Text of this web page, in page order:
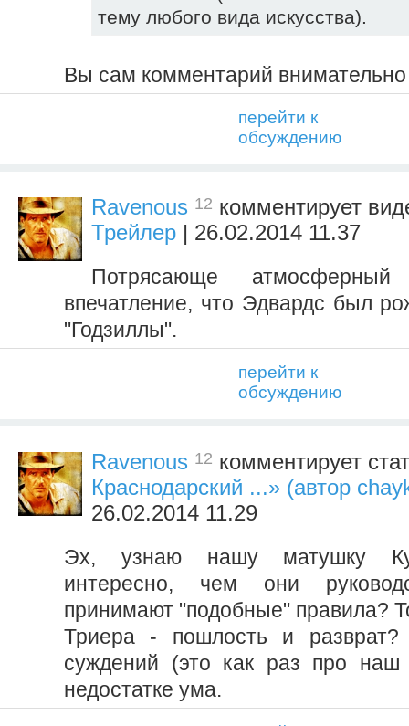
тему любого вида искусства).
Вы сам комментарий внимательно
перейти к
обсуждению
Ravenous 12 комментирует
Трейлер | 26.02.2014 11.37
Потрясающе
впечатление, что Эдвардс был
"Годзиллы".
перейти к
обсуждению
Ravenous 12 комментирует
Краснодарский ...» (автор
26.02.2014 11.29
Эх, узнаю нашу матушку
интересно, чем они
принимают "подобные" правила?
Триера - пошлость и разврат?
суждений (это как раз про наш
недостатке ума.